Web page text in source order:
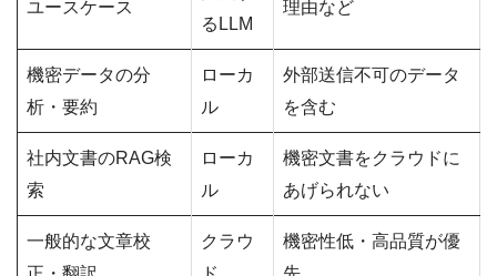
ユースケース
るLLM
理由など
機密データの分
析・要約
ローカ
ル
外部送信不可のデータ
を含む
社内文書のRAG検
索
ローカ
ル
機密文書をクラウドに
あげられない
一般的な文章校
クラウ
機密性低・高品質が優